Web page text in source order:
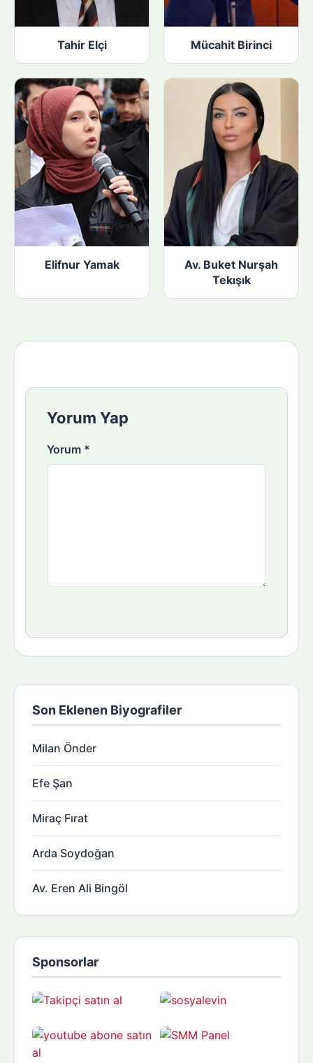
Tahir Elçi Mücahit Birinci
Elifnur Yamak
Av. Buket Nurşah
Tekışık
Yorum Yap
Yorum *
Son Eklenen Biyografiler
Milan Önder
Efe Şan
Miraç Fırat
Arda Soydoğan
Av. Eren Ali Bingöl
Sponsorlar